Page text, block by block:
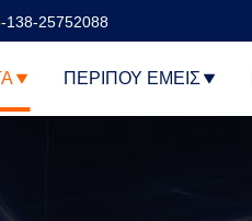
138-25752088
ΠΕΡΊΠΟΥ ΕΜΕΊΣ